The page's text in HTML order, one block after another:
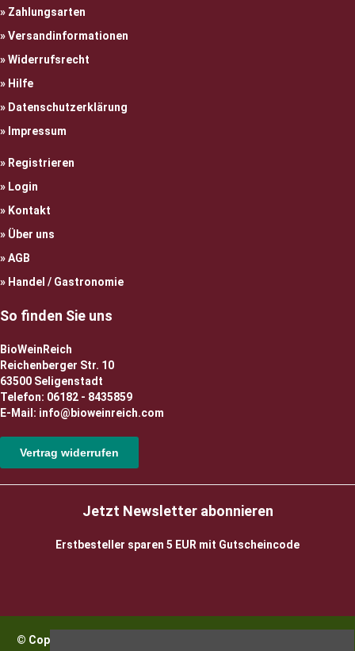
Zahlungsarten
Versandinformationen
Widerrufsrecht
Hilfe
Datenschutzerklärung
Impressum
Registrieren
Login
Kontakt
Über uns
AGB
Handel / Gastronomie
So finden Sie uns
BioWeinReich
Reichenberger Str. 10
63500 Seligenstadt
Telefon: 06182 - 8435859
E-Mail: info@bioweinreich.com
Vertrag widerrufen
Jetzt Newsletter abonnieren
Erstbesteller sparen 5 EUR mit Gutscheincode
© Copyright 2026 BioWeinReich. Alle Rechte vorbehalten |